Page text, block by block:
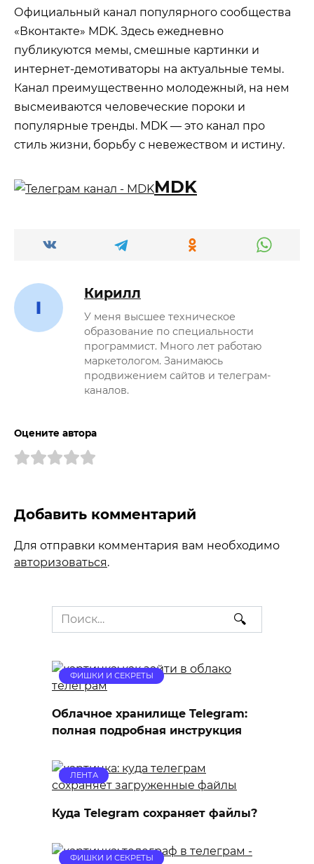
Официальный канал популярного сообщества
«Вконтакте» MDK. Здесь ежедневно
публикуются мемы, смешные картинки и
интернет-демотиваторы на актуальные темы.
Канал преимущественно молодежный, на нем
высмеиваются человеческие пороки и
популярные тренды. MDK — это канал про
стиль жизни, борьбу с невежеством и истину.
MDK
Кирилл
У меня высшее техническое
образование по специальности
программист. Много лет работаю
маркетологом. Занимаюсь
продвижением сайтов и телеграм-
каналов.
Оцените автора
Добавить комментарий
Для отправки комментария вам необходимо
авторизоваться.
Search
for:
ФИШКИ И СЕКРЕТЫ
Облачное хранилище Telegram:
полная подробная инструкция
ЛЕНТА
Куда Telegram сохраняет файлы?
ФИШКИ И СЕКРЕТЫ